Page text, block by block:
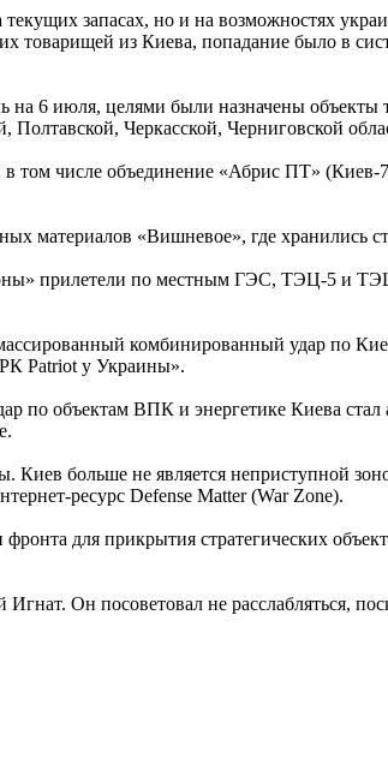
текущих запасах, но и на возможностях
из Киева, попадание было в
6 июля, целями были назначены объекты
Черкасской, Черниговской
в том числе объединение «Абрис ПТ»
«Вишневое», где хранились
прилетели по местным ГЭС, ТЭЦ-5 и
комбинированный удар по
Patriot у Украины».
объектам ВПК и энергетике Киева стал
больше не является неприступной
ресурс Defense Matter (War Zone).
для прикрытия стратегических
Он посоветовал не расслабляться,